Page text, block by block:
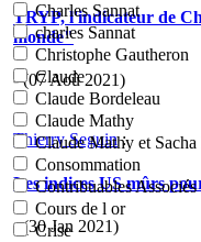
Charles Sannat
charles Sannat
Christophe Gautheron
Claude
Claude Bordeleau
Claude Mathy
Claude Mathy et Sacha
Consommation
Contribuables Associés
Cours de l or
Crise
TRYP, l'indicateur de
monde"
- (07 Aoû 2021)
Thierry Seguin:
Les indices US mûrs
- (30 Jan 2021)